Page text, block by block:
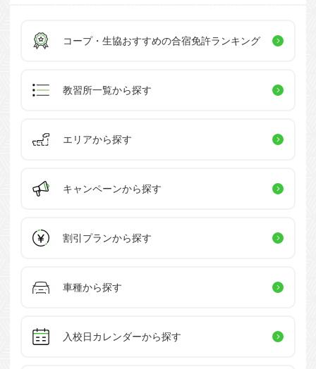
コープ・生協おすすめの合宿免許ランキング
教習所一覧から探す
エリアから探す
キャンペーンから探す
割引プランから探す
車種から探す
入校日カレンダーから探す